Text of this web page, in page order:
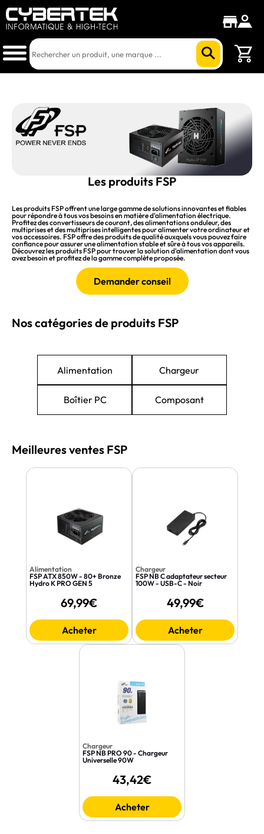
Les produits FSP
Les produits FSP offrent une large gamme de solutions innovantes et fiables
pour répondre à tous vos besoins en matière d'alimentation électrique.
Profitez des convertisseurs de courant, des alimentations onduleur, des
multiprises et des multiprises intelligentes pour alimenter votre ordinateur et
vos accessoires. FSP offre des produits de qualité auxquels vous pouvez faire
confiance pour assurer une alimentation stable et sûre à tous vos appareils.
Découvrez les produits FSP pour trouver la solution d'alimentation dont vous
avez besoin et profitez de la gamme complète proposée.
Demander conseil
Nos catégories de produits FSP
Alimentation Chargeur
Boîtier PC Composant
Meilleures ventes FSP
Alimentation
FSP ATX 850W - 80+ Bronze
Hydro K PRO GEN 5
69,99€
Acheter
Chargeur
FSP NB C adaptateur secteur
100W - USB-C - Noir
49,99€
Acheter
Chargeur
FSP NB PRO 90 - Chargeur
Universelle 90W
43,42€
Acheter